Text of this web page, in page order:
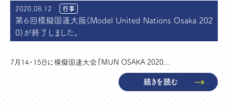
2020.08.12 行事
第６回模擬国連大阪(Model United Nations Osaka 202
0)が終了しました。
7月14・15日に模擬国連大会『MUN OSAKA 2020...
続きを読む